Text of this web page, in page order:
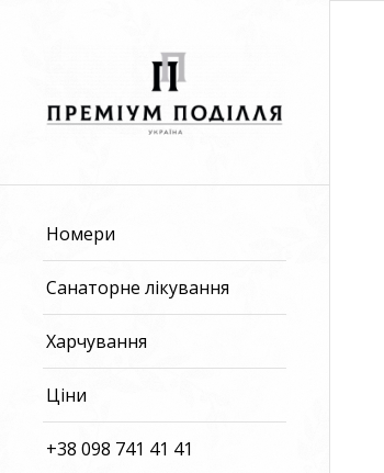
Номери
Санаторне лікування
Харчування
Ціни
+38 098 741 41 41